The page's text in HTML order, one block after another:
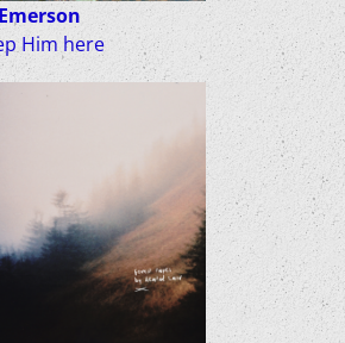
Him here